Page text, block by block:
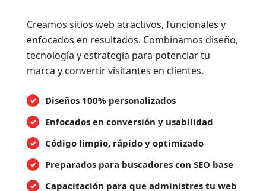
Creamos sitios web atractivos, funcionales y
enfocados en resultados. Combinamos diseño,
tecnología y estrategia para potenciar tu
marca y convertir visitantes en clientes.
Diseños 100% personalizados
Enfocados en conversión y usabilidad
Código limpio, rápido y optimizado
Preparados para buscadores con SEO base
Capacitación para que administres tu web